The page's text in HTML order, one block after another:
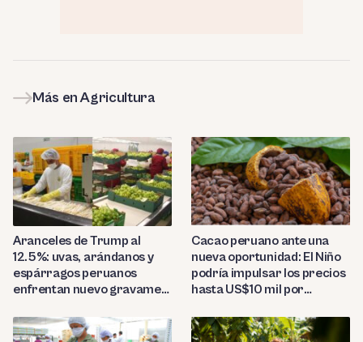
Más en Agricultura
Aranceles de Trump al
12.5%: uvas, arándanos y
espárragos peruanos
enfrentan nuevo gravamen
Cacao peruano ante una
nueva oportunidad: El Niño
podría impulsar los precios
hasta US$10 mil por